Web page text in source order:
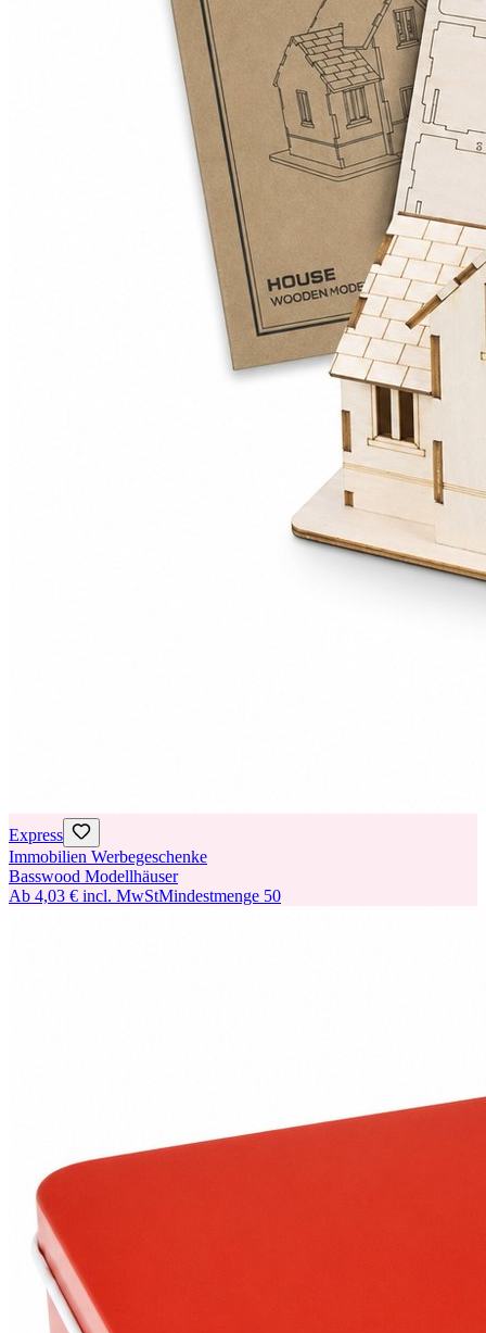
Express
Immobilien Werbegeschenke
Basswood Modellhäuser
Ab 4,03 € incl. MwStMindestmenge 50